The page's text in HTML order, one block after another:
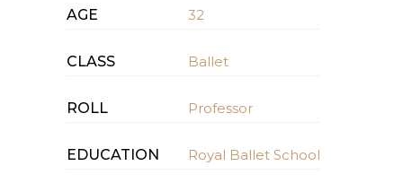
AGE 32
CLASS Ballet
ROLL Professor
EDUCATION Royal Ballet School